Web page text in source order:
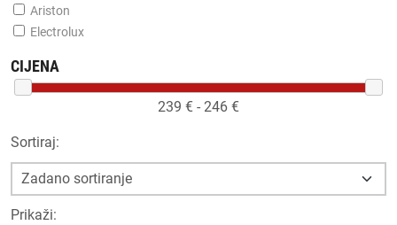
Ariston
Electrolux
CIJENA
239 € - 246 €
Sortiraj:
Prikaži: